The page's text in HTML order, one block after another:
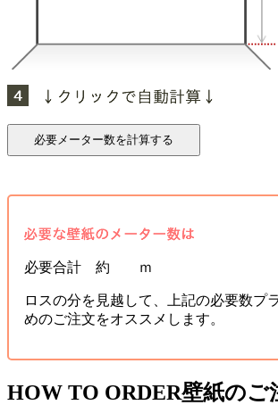
必要合計 約 ｍ
ロスの分を見越して、上記の必要数プ
めのご注文をオススメします。
HOW TO ORDER壁紙のご